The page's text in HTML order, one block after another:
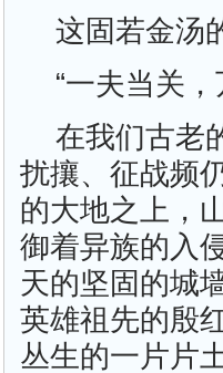
这固若金汤
“一夫当关
在我们古老
扰攘、征战频
的大地之上，
御着异族的入
天的坚固的城
英雄祖先的殷
丛生的一片片